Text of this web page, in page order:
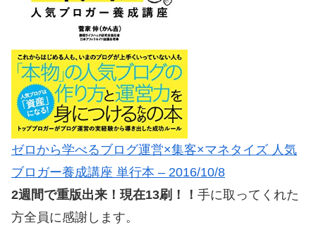
ゼロから学べるブログ運営×集客×マネタイズ 人気
ブロガー養成講座 単行本 – 2016/10/8
2週間で重版出来！現在13刷！！ 手に取ってくれた
方全員に感謝します。